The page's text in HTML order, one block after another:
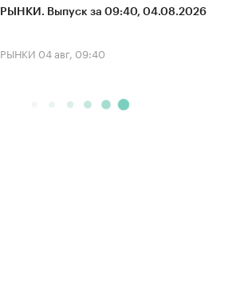
РЫНКИ. Выпуск за 09:40, 04.08.2026
РЫНКИ 04 авг, 09:40